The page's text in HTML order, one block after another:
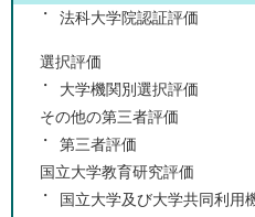
法科大学院認証評価
選択評価
大学機関別選択評価
その他の第三者評価
第三者評価
国立大学教育研究評価
国立大学及び大学共同利用